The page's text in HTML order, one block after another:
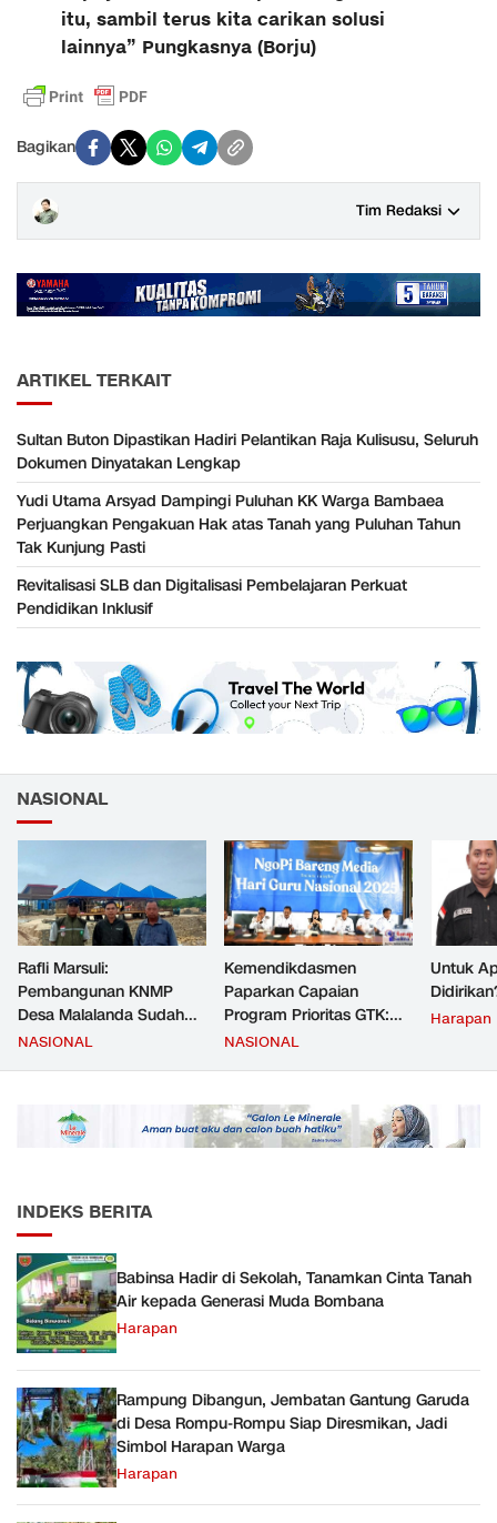
itu, sambil terus kita carikan solusi
lainnya” Pungkasnya (Borju)
Bagikan
Tim Redaksi
ARTIKEL TERKAIT
Sultan Buton Dipastikan Hadiri Pelantikan Raja Kulisusu, Seluruh
Dokumen Dinyatakan Lengkap
Yudi Utama Arsyad Dampingi Puluhan KK Warga Bambaea
Perjuangkan Pengakuan Hak atas Tanah yang Puluhan Tahun
Tak Kunjung Pasti
Revitalisasi SLB dan Digitalisasi Pembelajaran Perkuat
Pendidikan Inklusif
NASIONAL
Rafli Marsuli:
Pembangunan KNMP
Desa Malalanda Sudah
Mencapai 69 Persen dan
JMD dan JMF
NASIONAL
Kemendikdasmen
Paparkan Capaian
Program Prioritas GTK:
Kompetensi Meningkat,
NASIONAL
Untuk
Harapan
INDEKS BERITA
Babinsa Hadir di Sekolah, Tanamkan Cinta Tanah
Air kepada Generasi Muda Bombana
Harapan
Rampung Dibangun, Jembatan Gantung Garuda
di Desa Rompu-Rompu Siap Diresmikan, Jadi
Simbol Harapan Warga
Harapan